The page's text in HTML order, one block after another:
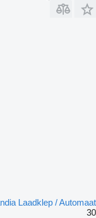
Laadklep / Automaat
30